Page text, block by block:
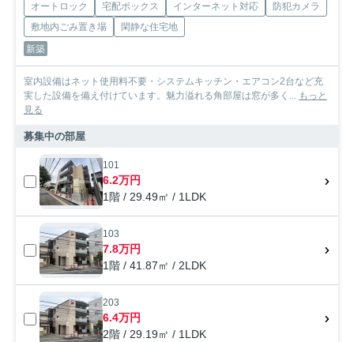
オートロック 宅配ボックス インターネット対応
防犯カメラ
敷地内ごみ置き場
閑静な住宅地
新築
室内設備はネット使用料不要・システムキッチン・エアコン2台など充
実した設備を備え付けています。魅力溢れる角部屋は窓が多く... もっと
見る
募集中の部屋
101
6.2万円
1階 / 29.49㎡ / 1LDK
103
7.8万円
1階 / 41.87㎡ / 2LDK
203
6.4万円
2階 / 29.19㎡ / 1LDK